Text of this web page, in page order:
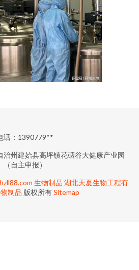
话：1390779**
治州建始县高坪镇花硒谷大健康产业园
（自主申报）
生物制品 湖北天夏生物工程有
制品 版权所有Sitemap